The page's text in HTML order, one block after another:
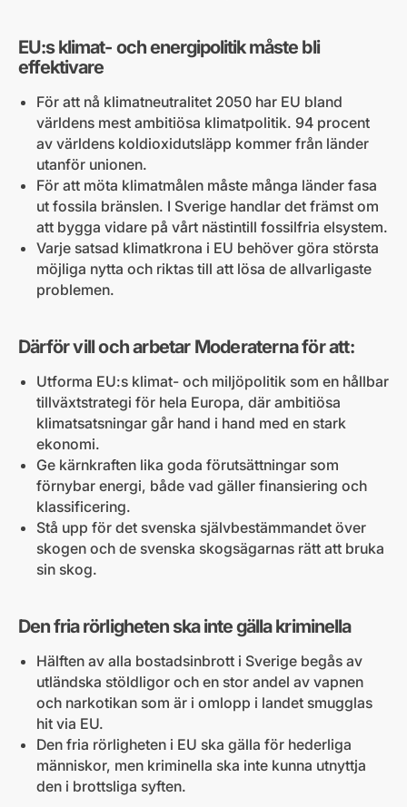
EU:s klimat- och energipolitik måste bli
effektivare
För att nå klimatneutralitet 2050 har EU bland
världens mest ambitiösa klimatpolitik. 94 procent
av världens koldioxidutsläpp kommer från länder
utanför unionen.
För att möta klimatmålen måste många länder fasa
ut fossila bränslen. I Sverige handlar det främst om
att bygga vidare på vårt nästintill fossilfria elsystem.
Varje satsad klimatkrona i EU behöver göra största
möjliga nytta och riktas till att lösa de allvarligaste
problemen.
Därför vill och arbetar Moderaterna för att:
Utforma EU:s klimat- och miljöpolitik som en hållbar
tillväxtstrategi för hela Europa, där ambitiösa
klimatsatsningar går hand i hand med en stark
ekonomi.
Ge kärnkraften lika goda förutsättningar som
förnybar energi, både vad gäller finansiering och
klassificering.
Stå upp för det svenska självbestämmandet över
skogen och de svenska skogsägarnas rätt att bruka
sin skog.
Den fria rörligheten ska inte gälla kriminella
Hälften av alla bostadsinbrott i Sverige begås av
utländska stöldligor och en stor andel av vapnen
och narkotikan som är i omlopp i landet smugglas
hit via EU.
Den fria rörligheten i EU ska gälla för hederliga
människor, men kriminella ska inte kunna utnyttja
den i brottsliga syften.